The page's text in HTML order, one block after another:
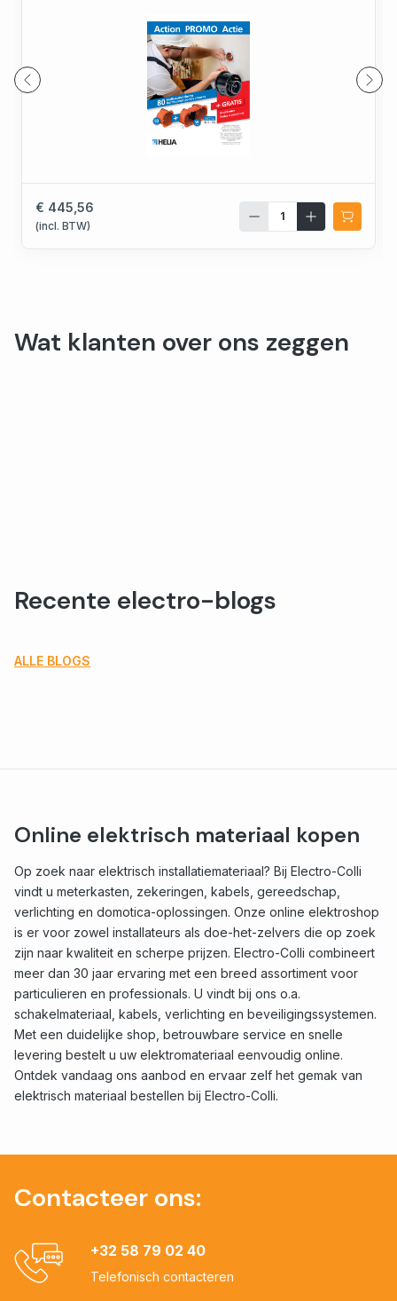
€ 445,56
(incl. BTW)
Wat klanten over ons zeggen
Recente electro-blogs
ALLE BLOGS
Online elektrisch materiaal kopen
Op zoek naar elektrisch installatiemateriaal? Bij Electro-Colli
vindt u meterkasten, zekeringen, kabels, gereedschap,
verlichting en domotica-oplossingen. Onze online elektroshop
is er voor zowel installateurs als doe-het-zelvers die op zoek
zijn naar kwaliteit en scherpe prijzen. Electro-Colli combineert
meer dan 30 jaar ervaring met een breed assortiment voor
particulieren en professionals. U vindt bij ons o.a.
schakelmateriaal, kabels, verlichting en beveiligingssystemen.
Met een duidelijke shop, betrouwbare service en snelle
levering bestelt u uw elektromateriaal eenvoudig online.
Ontdek vandaag ons aanbod en ervaar zelf het gemak van
elektrisch materiaal bestellen bij Electro-Colli.
Contacteer ons:
+32 58 79 02 40
Telefonisch contacteren